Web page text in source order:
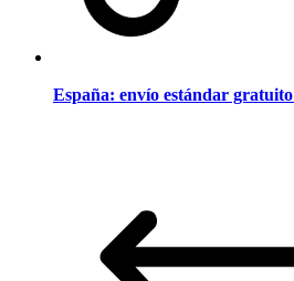
España: envío estándar gratuito